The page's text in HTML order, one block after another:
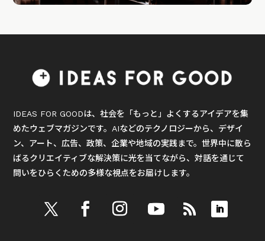
IDEAS FOR GOODは、社会を「もっと」よくするアイデアを集
めたウェブマガジンです。AIなどのテクノロジーから、デザイ
ン、アート、広告、政策、企業や地域の実践まで。世界中に散ら
ばるクリエイティブな解決策に光を当てながら、対話を通じて
問いをひらくための多様な視点をお届けします。